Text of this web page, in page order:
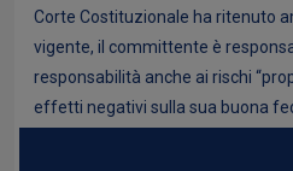
Corte Costituzionale ha ritenuto
vigente, il committente è
responsabilità anche ai rischi
effetti negativi sulla sua buona